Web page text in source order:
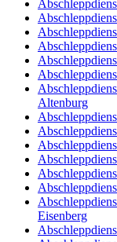
Altenburg
Eisenberg